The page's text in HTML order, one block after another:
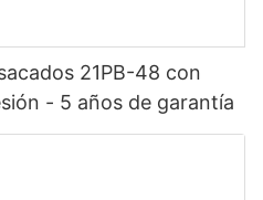
21PB-48 con
- 5 años de garantía